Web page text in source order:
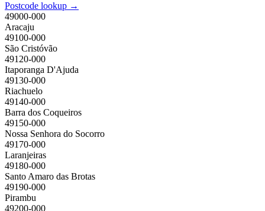
Postcode lookup →
49000-000
Aracaju
49100-000
São Cristóvão
49120-000
Itaporanga D'Ajuda
49130-000
Riachuelo
49140-000
Barra dos Coqueiros
49150-000
Nossa Senhora do Socorro
49170-000
Laranjeiras
49180-000
Santo Amaro das Brotas
49190-000
Pirambu
49200-000